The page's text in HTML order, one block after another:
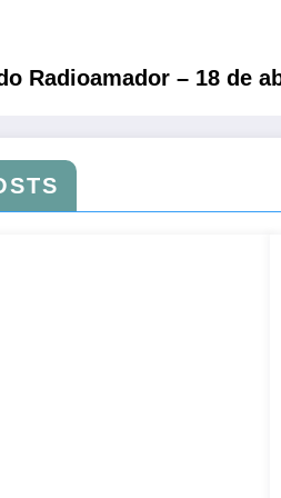
Radioamador – 18 de